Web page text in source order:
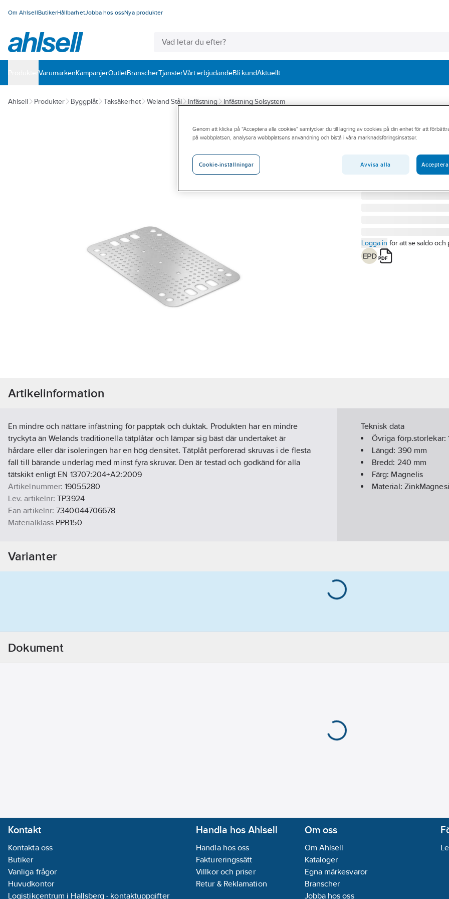
Om AhlsellButikerHållbarhetJobba hos ossNya produkter
VarumärkenKampanjerOutletBranscherTjänsterVårt erbjudandeBli kundAktuellt
Ahlsell Produkter Byggplåt Taksäkerhet Weland Stål Infästning Infästning Solsystem
WELAND
Tätplåt
TÄTPLÅT
Artikelnummer:
19055280
TP3924
Logga in för att se saldo och
Artikelinformation
En mindre och nättare infästning för papptak och duktak. Produkten har en mindre
tryckyta än Welands traditionella tätplåtar och lämpar sig bäst där undertaket är
hårdare eller där isoleringen har en hög densitet. Tätplåt perforerad skruvas i de flesta
fall till bärande underlag med minst fyra skruvar. Den är testad och godkänd för alla
tätskikt enligt EN 13707:204+A2:2009
Artikelnummer: 19055280
Lev. artikelnr: TP3924
Ean artikelnr: 7340044706678
Materialklass PPB150
Teknisk data
Övriga förp.storlekar:
Längd: 390 mm
Bredd: 240 mm
Färg: Magnelis
Material:
Varianter
Dokument
Kontakt
Kontakta oss
Butiker
Vanliga frågor
Huvudkontor
Logistikcentrum i Hallsberg - kontaktuppgifter
Handla hos Ahlsell
Handla hos oss
Faktureringssätt
Villkor och priser
Retur & Reklamation
Om oss
Om Ahlsell
Kataloger
Egna märkesvaror
Branscher
Jobba hos oss
Genom att klicka på "Acceptera alla cookies" samtycker du till lagring av cookies på din enhet för att
på webbplatsen, analysera webbplatsens användning och bistå i våra marknadsföringsinsatser.
Cookie-inställningar Avvisa alla